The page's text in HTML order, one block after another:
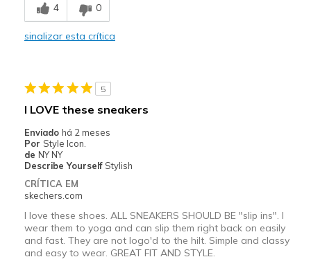
Melhores utilizações
Casual Wear
Special Occasions
Width
Sizing
View On Shoes
Shoes are for Wearing
4 0
sinalizar esta crítica
5
I LOVE these sneakers
Enviado há 2 meses
Por Style Icon.
de NY NY
Describe Yourself Stylish
CRÍTICA EM
skechers.com
I love these shoes. ALL SNEAKERS SHOULD BE "slip ins". I
wear them to yoga and can slip them right back on easily
and fast. They are not logo'd to the hilt. Simple and classy
and easy to wear. GREAT FIT AND STYLE.